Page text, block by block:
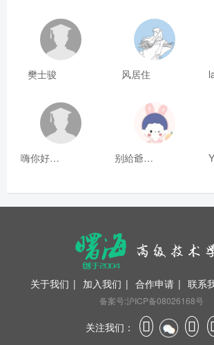
樊士骏 风居住
嗨你好8mm 别給爺装纯
关于我们 | 加入我们 | 合作申请 | 联系
备案号:沪ICP备08026168号
关注我们：